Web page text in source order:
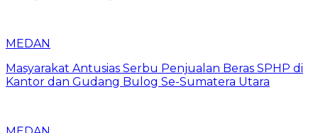
MEDAN
Masyarakat Antusias Serbu Penjualan Beras SPHP di
Kantor dan Gudang Bulog Se-Sumatera Utara